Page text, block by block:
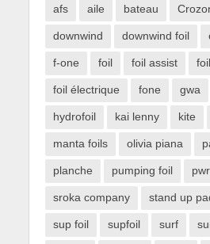
afs aile bateau
downwind downwind foil
f-one foil foil assist
foil électrique fone gwa
hydrofoil kai lenny kite
manta foils olivia piana
planche pumping foil
sroka company stand up
sup foil supfoil surf